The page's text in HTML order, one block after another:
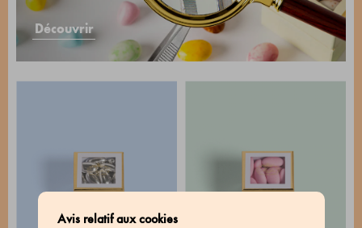
Avis relatif aux cookies
Découvrir